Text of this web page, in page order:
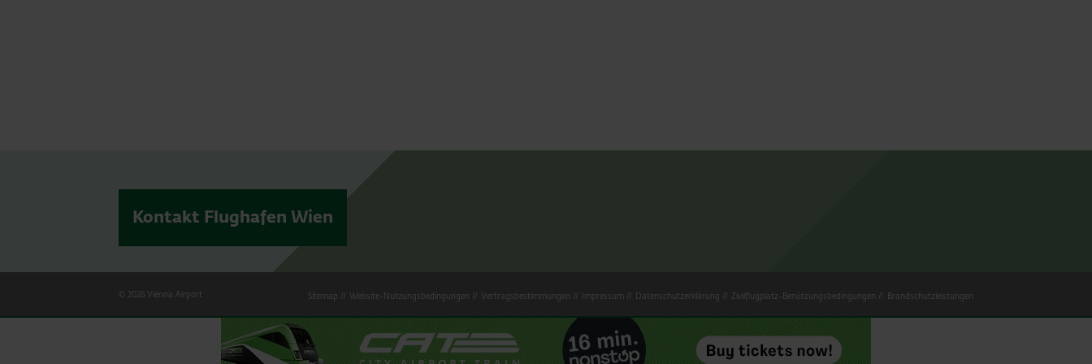
Kontakt Flughafen Wien
© 2026 Vienna Airport Sitemap Website-Nutzungsbedingungen Vertragsbestimmungen Impressum Datenschutzerklärung Zivilflugplatz-Benützungsbedingungen Brandschutzleistungen